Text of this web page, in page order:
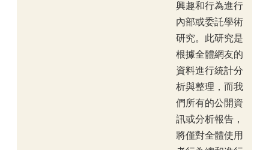
興趣和行為進行
內部或委託學術
研究。此研究是
根據全體網友的
資料進行統計分
析與整理，而我
們所有的公開資
訊或分析報告，
將僅對全體使用